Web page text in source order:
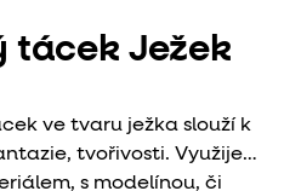
tácek Ježek
ve tvaru ježka slouží k
tvořivosti. Využijete
s modelínou, či